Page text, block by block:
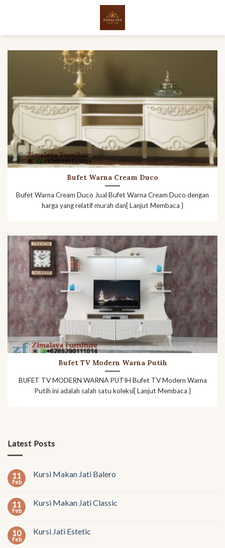
Latest Posts
11
Feb
Kursi Makan Jati Balero
11
Feb
Kursi Makan Jati Classic
10
Feb
Kursi Jati Estetic
Bufet Warna Cream Duco
Bufet Warna Cream Duco Jual Bufet Warna Cream Duco dengan
harga yang relatif murah dan[ Lanjut Membaca }
Bufet TV Modern Warna Putih
BUFET TV MODERN WARNA PUTIH Bufet TV Modern Warna
Putih ini adalah salah satu koleksi[ Lanjut Membaca }